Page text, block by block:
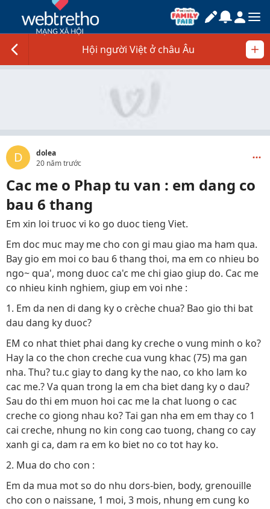
Hội người Việt ở châu Âu
D
dolea
20 năm trước
Cac me o Phap tu van : em dang co
bau 6 thang
Em xin loi truoc vi ko go duoc tieng Viet.
Em doc muc may me cho con gi mau giao ma ham qua.
Bay gio em moi co bau 6 thang thoi, ma em co nhieu bo
ngo~ qua', mong duoc ca'c me chi giao giup do. Cac me
co nhieu kinh nghiem, giup em voi nhe :
1. Em da nen di dang ky o crèche chua? Bao gio thi bat
dau dang ky duoc?
EM co nhat thiet phai dang ky creche o vung minh o ko?
Hay la co the chon creche cua vung khac (75) ma gan
nha. Thu? tu.c giay to dang ky the nao, co kho lam ko
cac me.? Va quan trong la em cha biet dang ky o dau?
Sau do thi em muon hoi cac me la chat luong o cac
creche co giong nhau ko? Tai gan nha em em thay co 1
cai creche, nhung no kin cong cao tuong, chang co cay
xanh gi ca, dam ra em ko biet no co tot hay ko.
2. Mua do cho con :
Em da mua mot so do nhu dors-bien, body, grenouille
cho con o naissane, 1 moi, 3 mois, nhung em cung ko